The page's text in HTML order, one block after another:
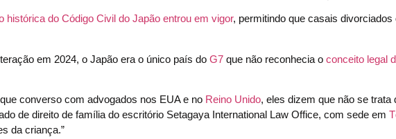
histórica do Código Civil do Japão entrou em vigor, permitindo que casais
em 2024, o Japão era o único país do G7 que não reconhecia o conceito legal
converso com advogados nos EUA e no Reino Unido, eles dizem que não se trata
de direito de família do escritório Setagaya International Law Office, com sede em
da criança.”